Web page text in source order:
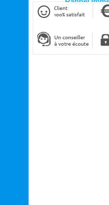
Cliquez ici pour